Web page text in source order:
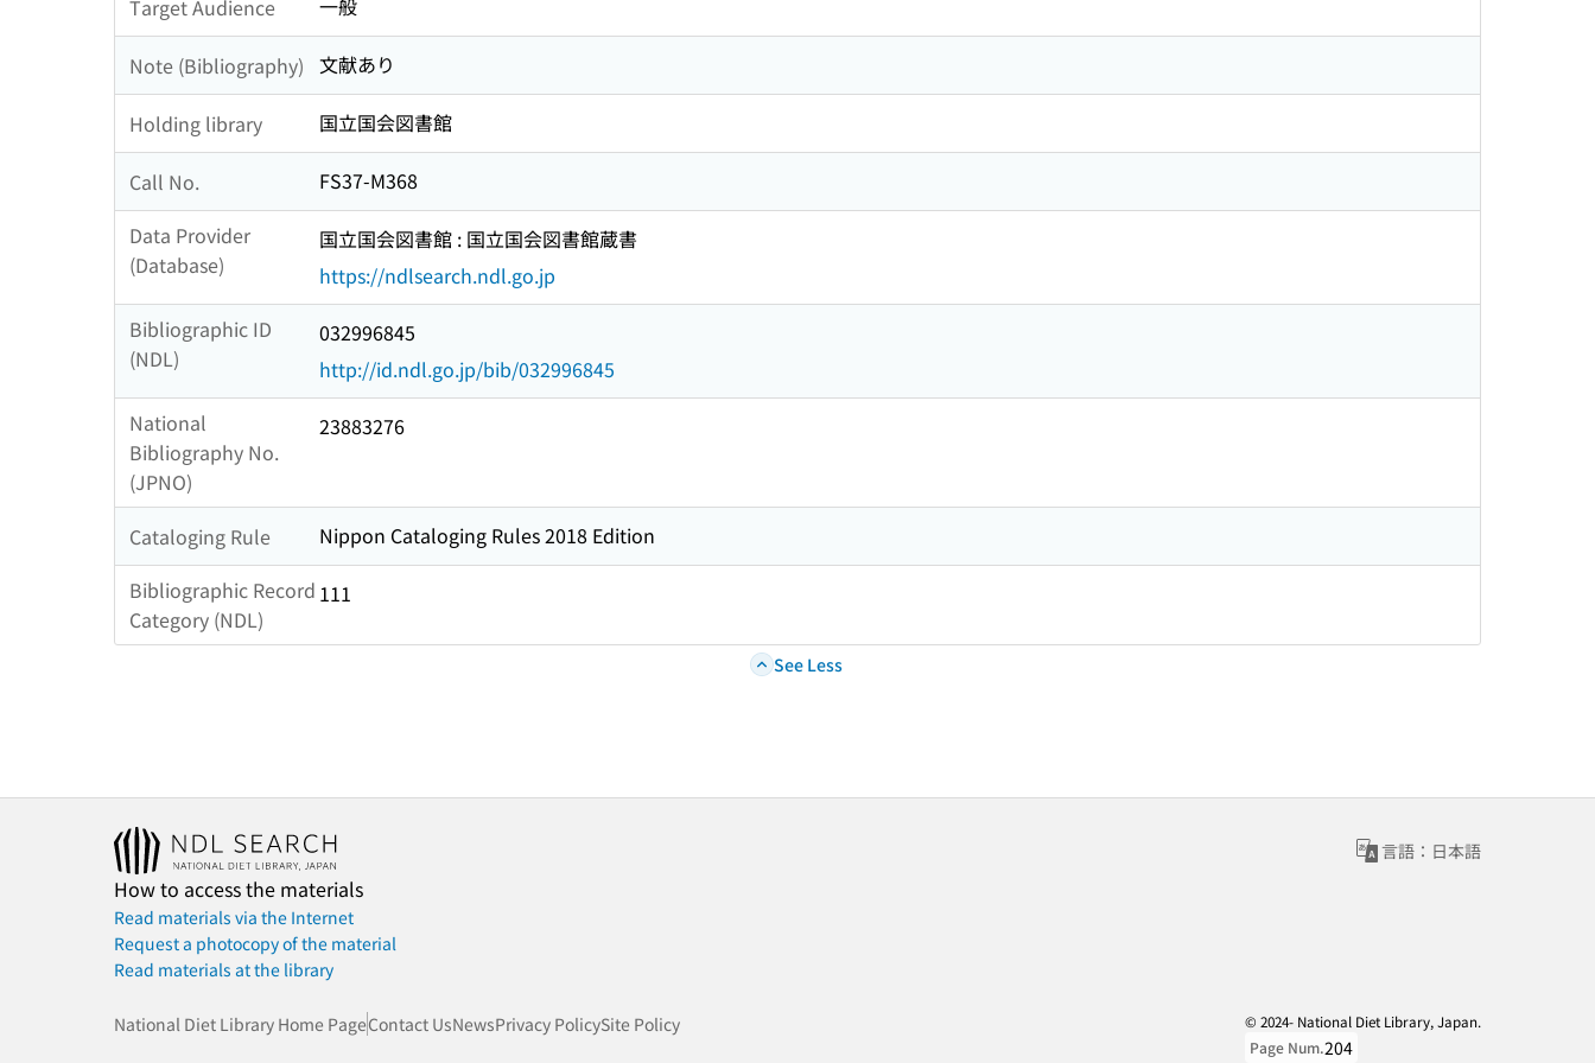
Target Audience 一般
Note (Bibliography) 文献あり
Holding library 国立国会図書館
Call No.
FS37-M368
Data Provider
(Database)
国立国会図書館 : 国立国会図書館蔵書
https://ndlsearch.ndl.go.jp
Bibliographic ID
(NDL)
032996845
http://id.ndl.go.jp/bib/032996845
National
Bibliography No.
(JPNO)
23883276
Cataloging Rule
Nippon Cataloging Rules 2018 Edition
Bibliographic Record
Category (NDL)
111
See Less
言語：日本語
How to access the materials
Read materials via the Internet
Request a photocopy of the material
Read materials at the library
National Diet Library Home PageContact UsNewsPrivacy PolicySite Policy
© 2024- National Diet Library, Japan.
Page Num.204